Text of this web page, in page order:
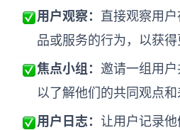
用户观察： 直接观察用
品或服务的行为，以获得
焦点小组： 邀请一组用户
以了解他们的共同观点和
用户日志： 让用户记录